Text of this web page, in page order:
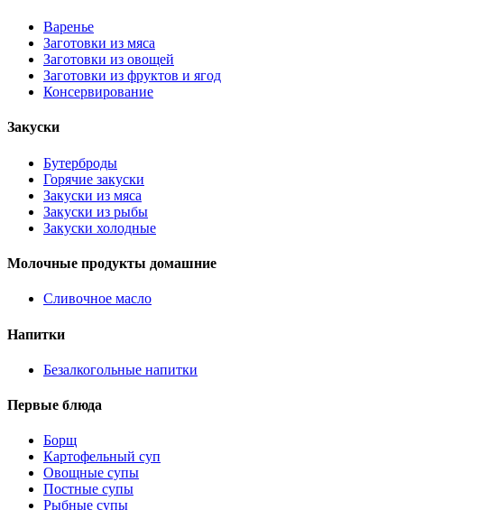
Варенье
Заготовки из мяса
Заготовки из овощей
Заготовки из фруктов и ягод
Консервирование
Закуски
Бутерброды
Горячие закуски
Закуски из мяса
Закуски из рыбы
Закуски холодные
Молочные продукты домашние
Сливочное масло
Напитки
Безалкогольные напитки
Первые блюда
Борщ
Картофельный суп
Овощные супы
Постные супы
Рыбные супы